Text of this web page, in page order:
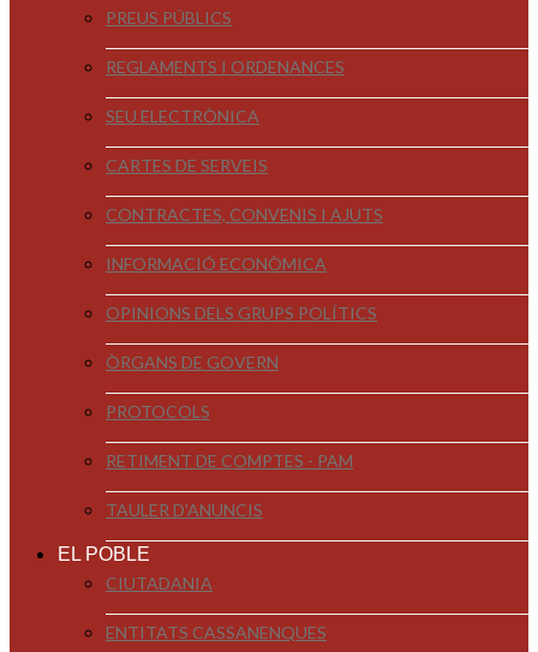
PREUS PÚBLICS
REGLAMENTS I ORDENANCES
SEU ELECTRÒNICA
CARTES DE SERVEIS
CONTRACTES, CONVENIS I AJUTS
INFORMACIÓ ECONÒMICA
OPINIONS DELS GRUPS POLÍTICS
ÒRGANS DE GOVERN
PROTOCOLS
RETIMENT DE COMPTES - PAM
TAULER D'ANUNCIS
EL POBLE
CIUTADANIA
ENTITATS CASSANENQUES